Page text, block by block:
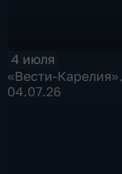
4 июля
«Вести-Карелия».
04.07.26